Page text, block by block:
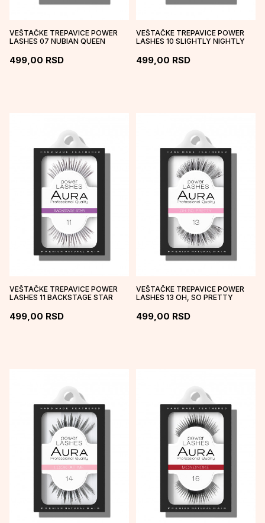
VEŠTAČKE TREPAVICE POWER
LASHES 07 NUBIAN QUEEN
499,00 RSD
VEŠTAČKE TREPAVICE POWER
LASHES 10 SLIGHTLY NIGHTLY
499,00 RSD
VEŠTAČKE TREPAVICE POWER
LASHES 11 BACKSTAGE STAR
499,00 RSD
VEŠTAČKE TREPAVICE POWER
LASHES 13 OH, SO PRETTY
499,00 RSD